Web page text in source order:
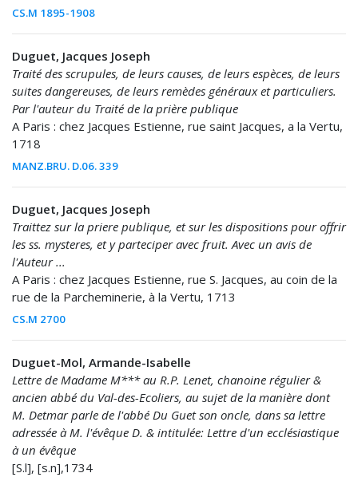
CS.M 1895-1908
Duguet, Jacques Joseph
Traité des scrupules, de leurs causes, de leurs espèces, de leurs
suites dangereuses, de leurs remèdes généraux et particuliers.
Par l'auteur du Traité de la prière publique
A Paris : chez Jacques Estienne, rue saint Jacques, a la Vertu,
1718
MANZ.BRU. D.06. 339
Duguet, Jacques Joseph
Traittez sur la priere publique, et sur les dispositions pour offrir
les ss. mysteres, et y parteciper avec fruit. Avec un avis de
l'Auteur ...
A Paris : chez Jacques Estienne, rue S. Jacques, au coin de la
rue de la Parcheminerie, à la Vertu, 1713
CS.M 2700
Duguet-Mol, Armande-Isabelle
Lettre de Madame M*** au R.P. Lenet, chanoine régulier &
ancien abbé du Val-des-Ecoliers, au sujet de la manière dont
M. Detmar parle de l'abbé Du Guet son oncle, dans sa lettre
adressée à M. l'évêque D. & intitulée: Lettre d'un ecclésiastique
à un évêque
[S.l], [s.n],1734